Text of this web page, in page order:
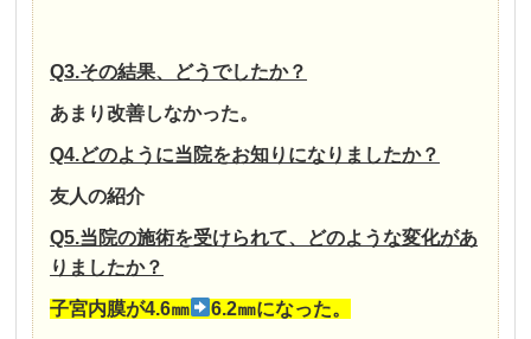
Q3.その結果、どうでしたか？
あまり改善しなかった。
Q4.どのように当院をお知りになりましたか？
友人の紹介
Q5.当院の施術を受けられて、どのような変化があ
りましたか？
子宮内膜が4.6㎜ 6.2㎜になった。